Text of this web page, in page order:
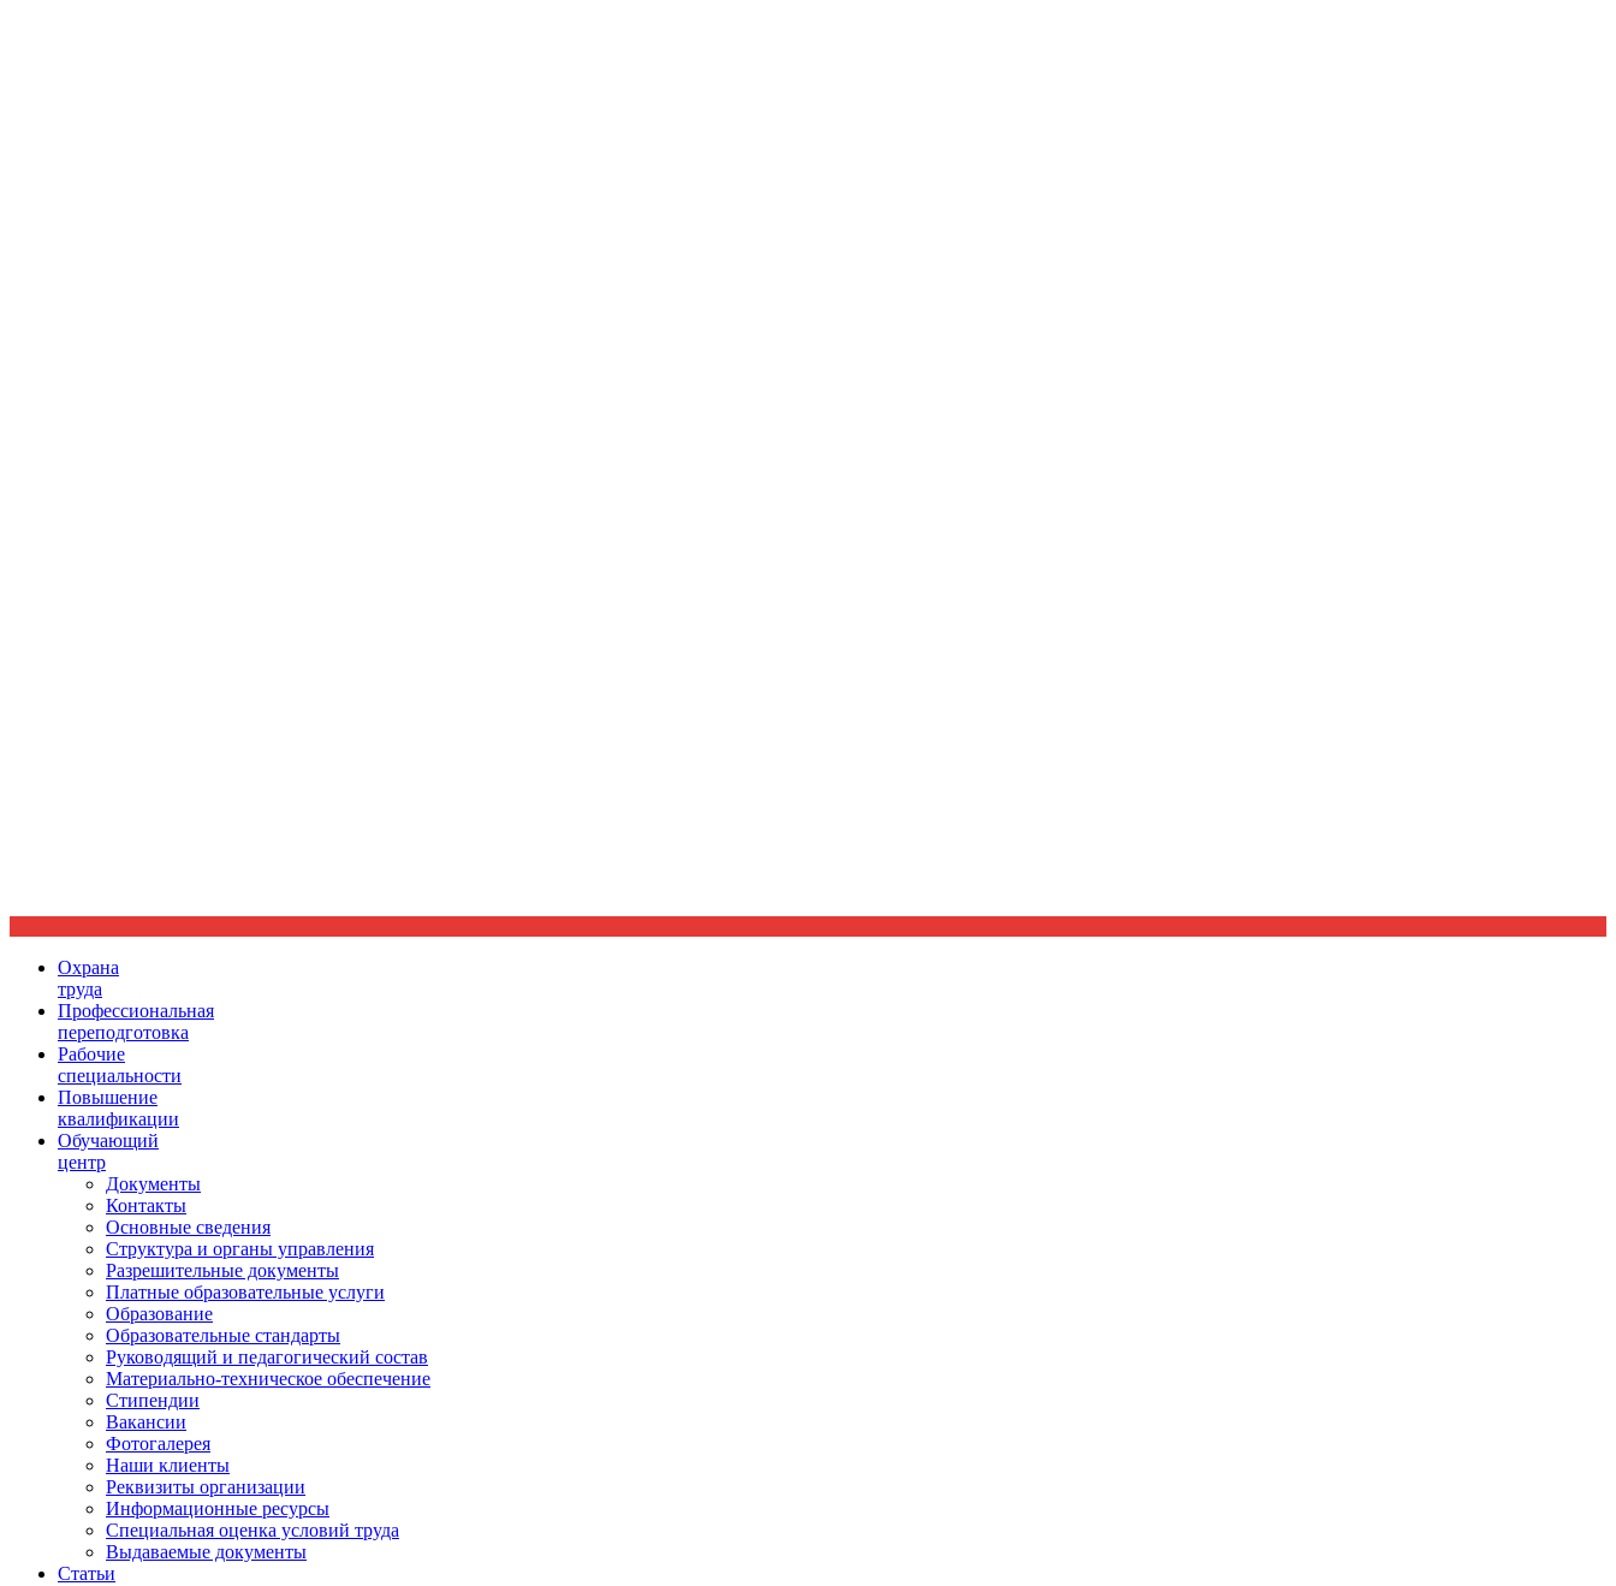
Ориентир охраны труда
Охрана
труда
Профессиональная
переподготовка
Рабочие
специальности
Повышение
квалификации
Обучающий
центр
Документы
Контакты
Основные сведения
Структура и органы управления
Разрешительные документы
Платные образовательные услуги
Образование
Образовательные стандарты
Руководящий и педагогический состав
Материально-техническое обеспечение
Стипендии
Вакансии
Фотогалерея
Наши клиенты
Реквизиты организации
Информационные ресурсы
Специальная оценка условий труда
Выдаваемые документы
Статьи